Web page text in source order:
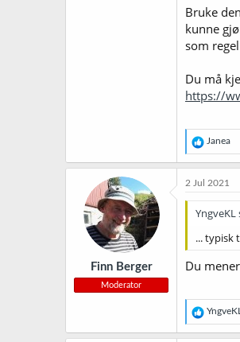
Bruke
kunne
som
Du må
https://
R
e
a
k
j
o
e
:
Janea
Finn Berger
Moderator
2 Jul 2021
YngveKL
... typisk
Du
R
e
a
YngveKL